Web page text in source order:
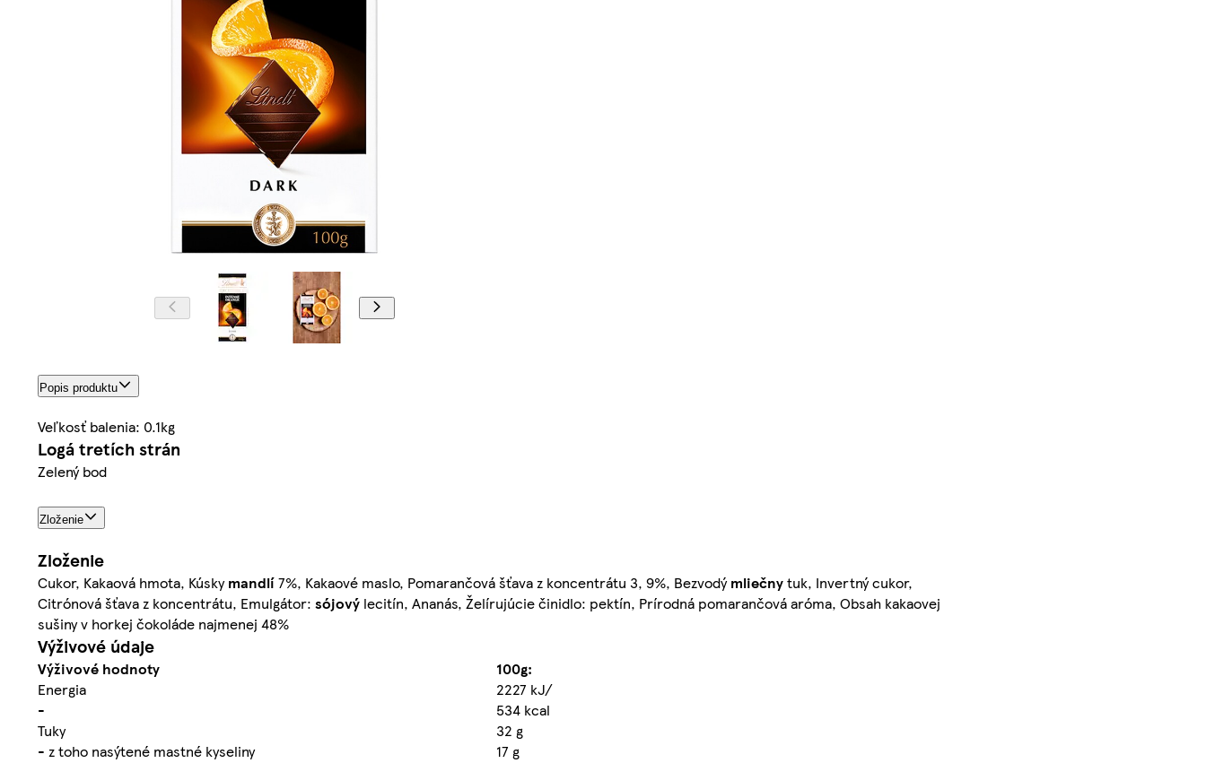
Popis produktu
Veľkosť balenia: 0.1kg
Logá tretích strán
Zelený bod
Zloženie
Zloženie
Cukor, Kakaová hmota, Kúskymandlí7%, Kakaové maslo, Pomarančová šťava z koncentrátu 3, 9%, Bezvodýmliečnytuk, Invertný cukor,
Citrónová šťava z koncentrátu, Emulgátor: sójový lecitín, Ananás, Želírujúcie činidlo: pektín, Prírodná pomarančová aróma, Obsah kakaovej
sušiny v horkej čokoláde najmenej 48%
Výživové údaje
Výživové hodnoty
100g:
Energia
2227 kJ/
-
534 kcal
Tuky
32 g
- z toho nasýtené mastné kyseliny
17 g